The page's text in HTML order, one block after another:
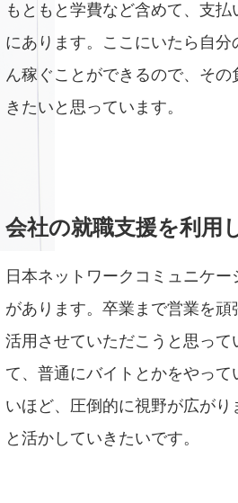
もともと学費など含めて、支
にあります。ここにいたら自
ん稼ぐことができるので、そ
きたいと思っています。
会社の就職支援を利用
日本ネットワークコミュニケ
があります。卒業まで営業を頑
活用させていただこうと思って
て、普通にバイトとかをやっ
いほど、圧倒的に視野が広が
と活かしていきたいです。